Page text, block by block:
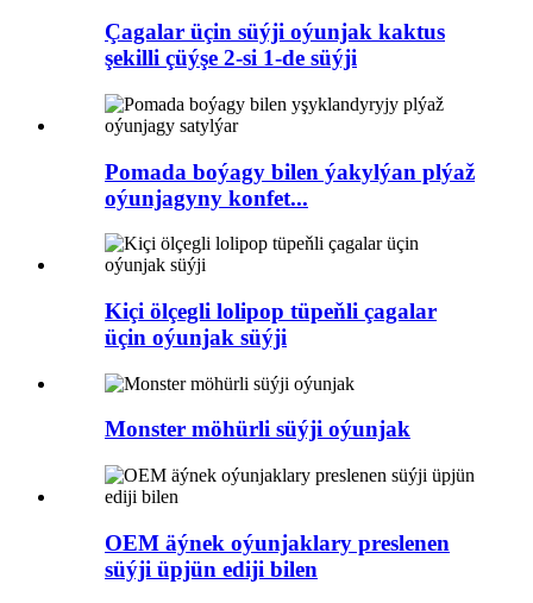
Çagalar üçin süýji oýunjak kaktus
şekilli çüýşe 2-si 1-de süýji
Pomada boýagy bilen ýakylýan plýaž
oýunjagyny konfet...
Kiçi ölçegli lolipop tüpeňli çagalar
üçin oýunjak süýji
Monster möhürli süýji oýunjak
OEM äýnek oýunjaklary preslenen
süýji üpjün ediji bilen